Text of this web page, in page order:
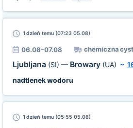
1 dzień temu (07:23 05.08)
06.08–07.08 chemiczna
Ljubljana (SI) — Browary (UA) ~
nadtlenek wodoru
1 dzień temu (05:55 05.08)